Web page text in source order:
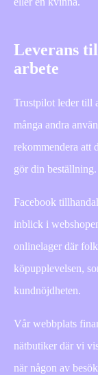
Leverans
arbete
Trustpilot leder till
många andra
rekommendera att
gör din beställning.
Facebook
inblick i
onlinelager där
köpupplevelsen,
kundnöjdheten.
Vår webbplats
nätbutiker där vi
när någon av